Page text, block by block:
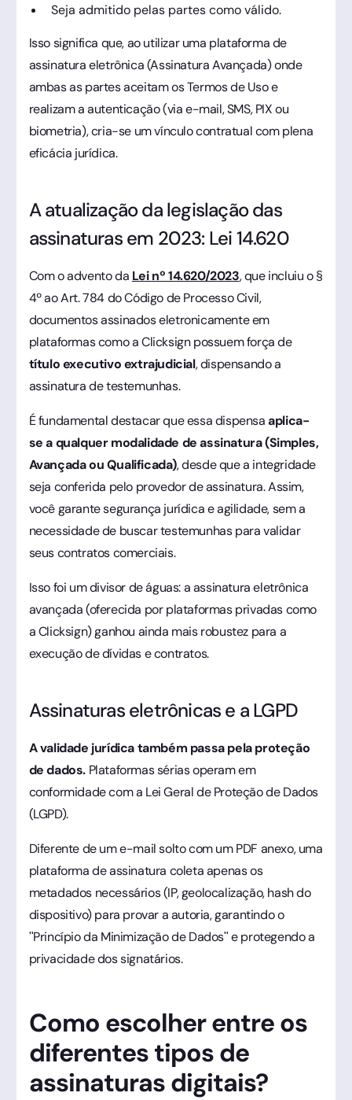
Seja admitido pelas partes como válido.
Isso significa que, ao utilizar uma plataforma de
assinatura eletrônica (Assinatura Avançada) onde
ambas as partes aceitam os Termos de Uso e
realizam a autenticação (via e-mail, SMS, PIX ou
biometria), cria-se um vínculo contratual com plena
eficácia jurídica.
A atualização da legislação das
assinaturas em 2023: Lei 14.620
Com o advento da Lei nº 14.620/2023, que incluiu o §
4º ao Art. 784 do Código de Processo Civil,
documentos assinados eletronicamente em
plataformas como a Clicksign possuem força de
título executivo extrajudicial, dispensando a
assinatura de testemunhas.
É fundamental destacar que essa dispensaaplica-
se a qualquer modalidade de assinatura (Simples,
Avançada ou Qualificada), desde que a integridade
seja conferida pelo provedor de assinatura. Assim,
você garante segurança jurídica e agilidade, sem a
necessidade de buscar testemunhas para validar
seus contratos comerciais.
Isso foi um divisor de águas: a assinatura eletrônica
avançada (oferecida por plataformas privadas como
a Clicksign) ganhou ainda mais robustez para a
execução de dívidas e contratos.
Assinaturas eletrônicas e a LGPD
A validade jurídica também passa pela proteção
de dados. Plataformas sérias operam em
conformidade com a Lei Geral de Proteção de Dados
(LGPD).
Diferente de um e-mail solto com um PDF anexo, uma
plataforma de assinatura coleta apenas os
metadados necessários (IP, geolocalização, hash do
dispositivo) para provar a autoria, garantindo o
"Princípio da Minimização de Dados" e protegendo a
privacidade dos signatários.
Como escolher entre os
diferentes tipos de
assinaturas digitais?